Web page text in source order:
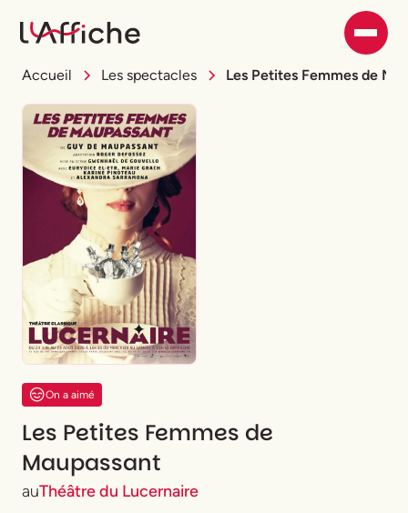
Accueil Les spectacles Les Petites Femmes de
On a aimé
Les Petites Femmes de
Maupassant
auThéâtre du Lucernaire